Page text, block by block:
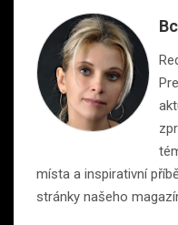
místa a inspirativní
stránky našeho